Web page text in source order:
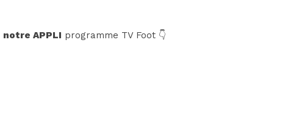
notre APPLI programme TV Foot 👇